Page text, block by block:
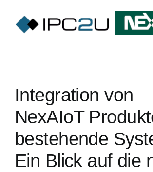
content
Integration von
NexAIoT
bestehende
Ein Blick auf die